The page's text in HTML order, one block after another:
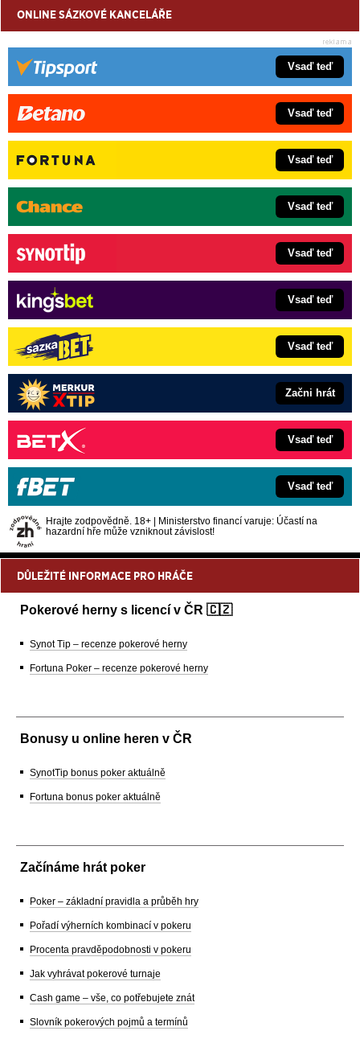
ONLINE SÁZKOVÉ KANCELÁŘE
Vsaď teď
Vsaď teď
Vsaď teď
Vsaď teď
Vsaď teď
Vsaď teď
Vsaď teď
Začni hrát
Vsaď teď
Vsaď teď
Hrajte zodpovědně. 18+ | Ministerstvo financí varuje: Účastí na
hazardní hře může vzniknout závislost!
DŮLEŽITÉ INFORMACE PRO HRÁČE
Pokerové herny s licencí v ČR 🇨🇿
Synot Tip – recenze pokerové herny
Fortuna Poker – recenze pokerové herny
Bonusy u online heren v ČR
SynotTip bonus poker aktuálně
Fortuna bonus poker aktuálně
Začínáme hrát poker
Poker – základní pravidla a průběh hry
Pořadí výherních kombinací v pokeru
Procenta pravděpodobnosti v pokeru
Jak vyhrávat pokerové turnaje
Cash game – vše, co potřebujete znát
Slovník pokerových pojmů a termínů